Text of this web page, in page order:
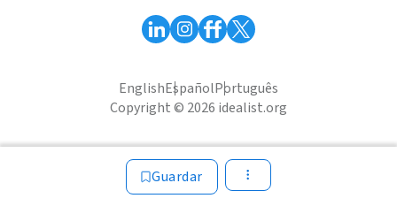
Guardar
EnglishEspañolPortuguês
Copyright © 2026 idealist.org